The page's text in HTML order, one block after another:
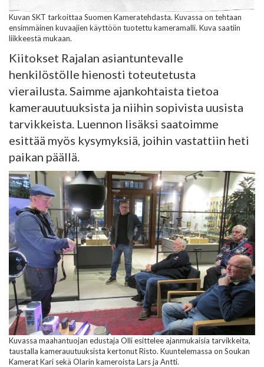
Kuvan SKT tarkoittaa Suomen Kameratehdasta. Kuvassa on tehtaan
ensimmäinen kuvaajien käyttöön tuotettu kameramalli. Kuva saatiin
liikkeestä mukaan.
Kiitokset Rajalan asiantuntevalle
henkilöstölle hienosti toteutetusta
vierailusta. Saimme ajankohtaista tietoa
kamerauutuuksista ja niihin sopivista uusista
tarvikkeista. Luennon lisäksi saatoimme
esittää myös kysymyksiä, joihin vastattiin heti
paikan päällä.
Kuvassa maahantuojan edustaja Olli esittelee ajanmukaisia tarvikkeita,
taustalla kamerauutuuksista kertonut Risto. Kuuntelemassa on Soukan
Kamerat Kari sekä Olarin kameroista Lars ja Antti.